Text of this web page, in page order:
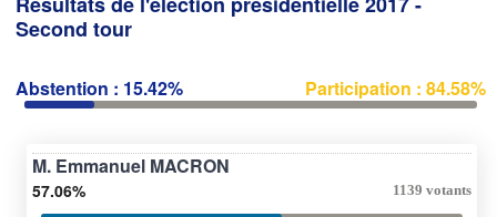
Second tour
Abstention : 15.42% Participation : 84.58%
M. Emmanuel MACRON
57.06% 1139 votants